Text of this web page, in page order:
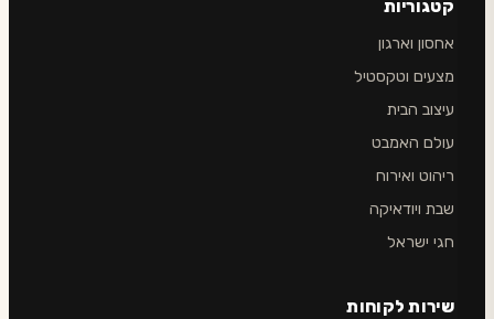
קטגוריות
אחסון וארגון
מצעים וטקסטיל
עיצוב הבית
עולם האמבט
ריהוט ואירוח
שבת ויודאיקה
חגי ישראל
שירות לקוחות